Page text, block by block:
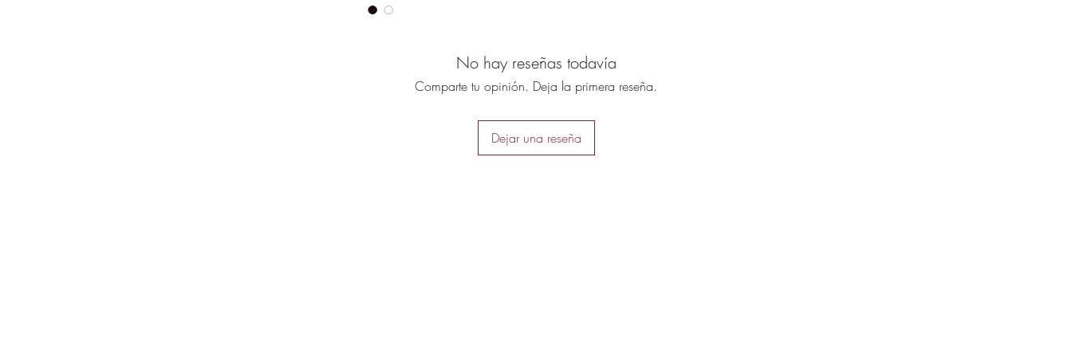
No hay reseñas todavía
Comparte tu opinión. Deja la primera reseña.
Dejar una reseña